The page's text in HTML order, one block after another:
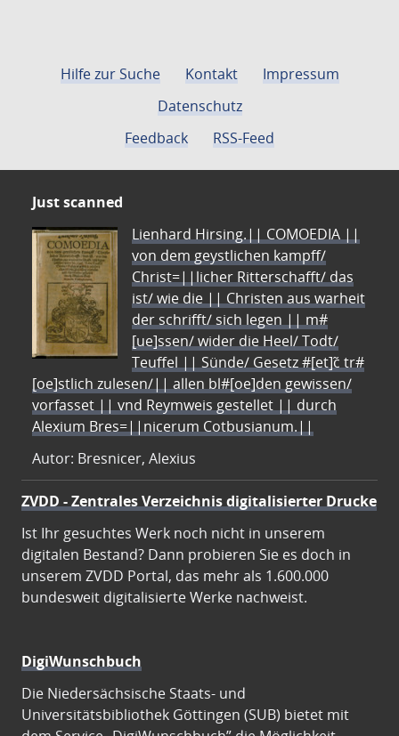
Hilfe zur Suche Kontakt
Impressum
Datenschutz
Feedback
RSS-Feed
Just scanned
Lienhard Hirsing.|| COMOEDIA ||
von dem geystlichen kampff/
Christ=||licher Ritterschafft/ das
ist/ wie die || Christen aus warheit
der schrifft/ sich legen || m#
[ue]ssen/ wider die Heel/ Todt/
Teuffel || Sünde/ Gesetz #[et]c̃ tr#
[oe]stlich zulesen/|| allen bl#[oe]den gewissen/
vorfasset || vnd Reymweis gestellet || durch
Alexium Bres=||nicerum Cotbusianum.||
Autor: Bresnicer, Alexius
ZVDD - Zentrales Verzeichnis digitalisierter Drucke
Ist Ihr gesuchtes Werk noch nicht in unserem
digitalen Bestand? Dann probieren Sie es doch in
unserem ZVDD Portal, das mehr als 1.600.000
bundesweit digitalisierte Werke nachweist.
DigiWunschbuch
Die Niedersächsische Staats- und
Universitätsbibliothek Göttingen (SUB) bietet mit